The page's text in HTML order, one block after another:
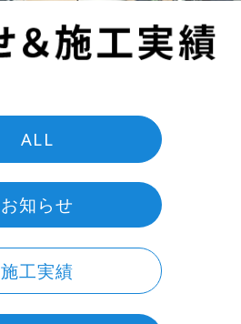
ALL
お知らせ
施工実績